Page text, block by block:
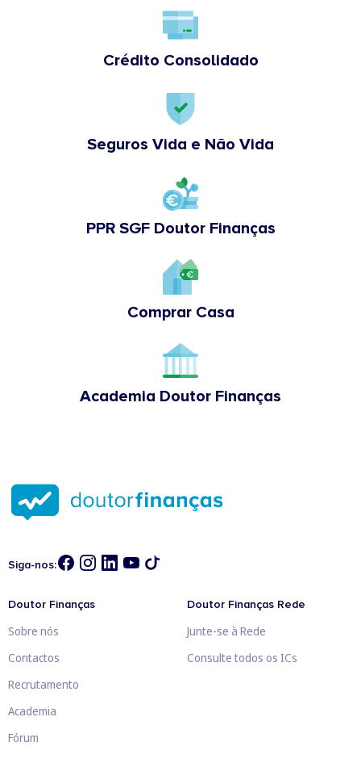
Crédito Consolidado
Seguros Vida e Não Vida
PPR SGF Doutor Finanças
Comprar Casa
Academia Doutor Finanças
Siga-nos:
Doutor Finanças
Sobre nós
Contactos
Recrutamento
Academia
Fórum
Doutor Finanças Rede
Junte-se à Rede
Consulte todos os ICs